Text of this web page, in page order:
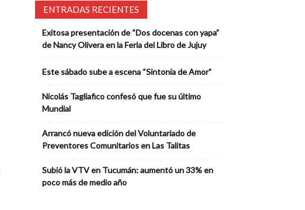
ENTRADAS RECIENTES
Exitosa presentación de “Dos docenas con yapa”
de Nancy Olivera en la Feria del Libro de Jujuy
Este sábado sube a escena “Sintonía de Amor”
Nicolás Tagliafico confesó que fue su último
Mundial
Arrancó nueva edición del Voluntariado de
Preventores Comunitarios en Las Talitas
Subió la VTV en Tucumán: aumentó un 33% en
poco más de medio año